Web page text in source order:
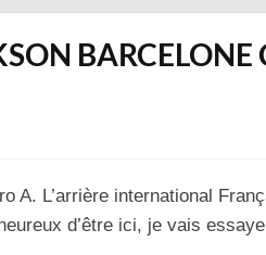
BARCELONE
A. L’arrière international
d’être ici, je vais